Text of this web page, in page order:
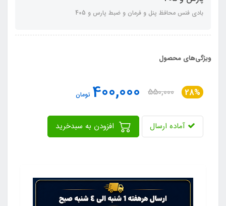
بادی فنس محافظ پنل و فرمان و ضبط پارس و 405
ویژگی‌های محصول
28%
550,000
400,000 تومان
آماده ارسال